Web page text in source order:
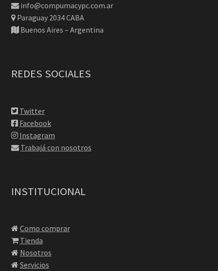
info@compumacypc.com.ar
Paraguay 2034 CABA
Buenos Aires – Argentina
REDES SOCIALES
Twitter
Facebook
Instagram
Trabajá con nosotros
INSTITUCIONAL
Como comprar
Tienda
Nosotros
Servicios